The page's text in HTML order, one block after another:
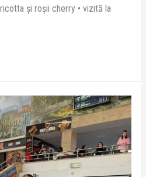
și roșii cherry • vizită la